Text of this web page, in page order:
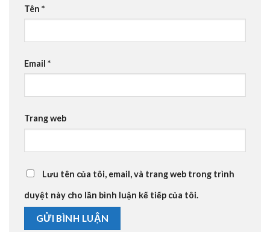
Tên *
Email *
Trang web
Lưu tên của tôi, email, và trang web trong trình
duyệt này cho lần bình luận kế tiếp của tôi.